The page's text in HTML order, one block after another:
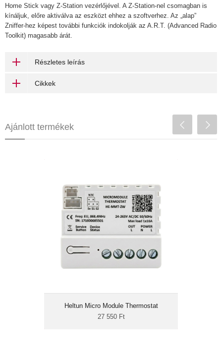
Home Stick vagy Z-Station vezérlőjével. A Z-Station-nel csomagban is
kínáljuk, előre aktiválva az eszközt ehhez a szoftverhez. Az „alap”
Zniffer-hez képest további funkciók indokolják az A.R.T. (Advanced Radio
Toolkit) magasabb árát.
Részletes leírás
Cikkek
Ajánlott termékek
Heltun Micro Module Thermostat
27 550 Ft
27 550 Ft
max. 16A terhelés
termosztát vagy relé
fogyasztásmérés
2 kapcsolóbemenet
Z-Wave 800 LR
A Heltun Micro Module Thermostat egy max.
ez a modul - a kijelző kivételével - teljes körű
fűtést vezérlő termosztátként működik.